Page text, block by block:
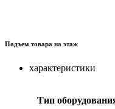
Подъем товара на этаж
характеристики
Тип